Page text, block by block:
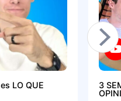
LO QUE
3